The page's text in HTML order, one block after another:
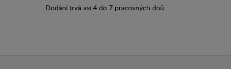
Dodání trvá asi 4 do 7 pracovných dnů.